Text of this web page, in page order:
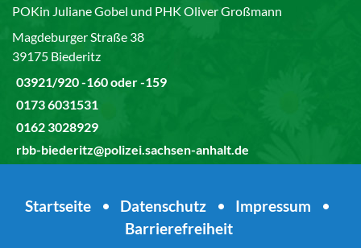
POKin Juliane Gobel und PHK Oliver Großmann
Magdeburger Straße 38
39175 Biederitz
03921/920 -160 oder -159
0173 6031531
0162 3028929
rbb-biederitz@polizei.sachsen-anhalt.de
Startseite • Datenschutz • Impressum
•
Barrierefreiheit